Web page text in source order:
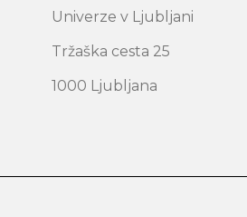
Univerze v Ljubljani
Tržaška cesta 25
1000 Ljubljana